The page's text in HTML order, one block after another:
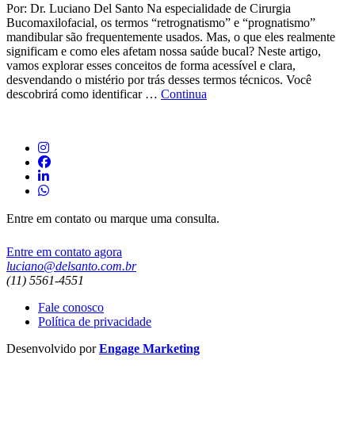
Por: Dr. Luciano Del Santo Na especialidade de Cirurgia
Bucomaxilofacial, os termos “retrognatismo” e “prognatismo”
mandibular são frequentemente usados. Mas, o que eles realmente
significam e como eles afetam nossa saúde bucal? Neste artigo,
vamos explorar esses conceitos de forma acessível e clara,
desvendando o mistério por trás desses termos técnicos. Você
descobrirá como identificar … Continua
Entre em contato ou marque uma consulta.
Entre em contato agora
luciano@delsanto.com.br
(11) 5561-4551
Fale conosco
Política de privacidade
Desenvolvido porEngage Marketing